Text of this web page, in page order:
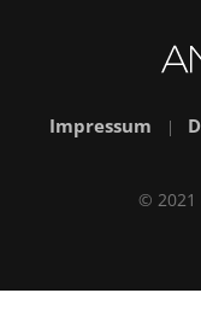
Impressum |
© 2021